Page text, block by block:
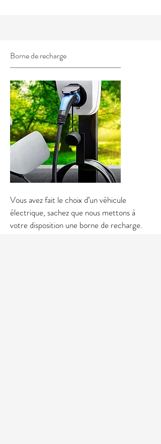
Borne de recharge
Vous avez fait le choix d’un véhicule
électrique, sachez que nous mettons à
votre disposition une borne de recharge.